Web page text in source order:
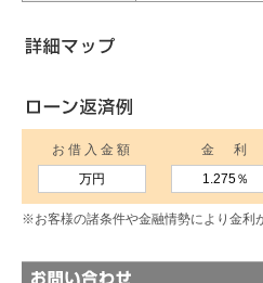
お借入金額
万円
金 利
1.275％
※お客様の諸条件や金融情勢により金利